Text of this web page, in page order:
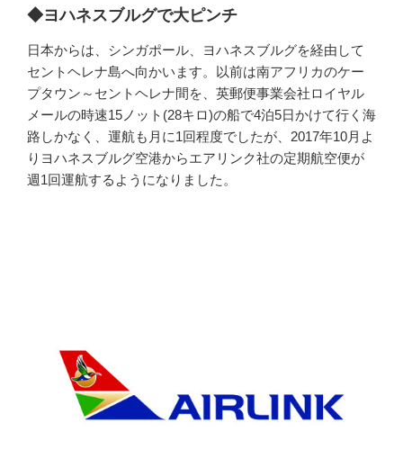
◆ヨハネスブルグで大ピンチ
日本からは、シンガポール、ヨハネスブルグを経由して
セントヘレナ島へ向かいます。以前は南アフリカのケー
プタウン～セントヘレナ間を、英郵便事業会社ロイヤル
メールの時速15ノット(28キロ)の船で4泊5日かけて行く海
路しかなく、運航も月に1回程度でしたが、2017年10月よ
りヨハネスブルグ空港からエアリンク社の定期航空便が
週1回運航するようになりました。